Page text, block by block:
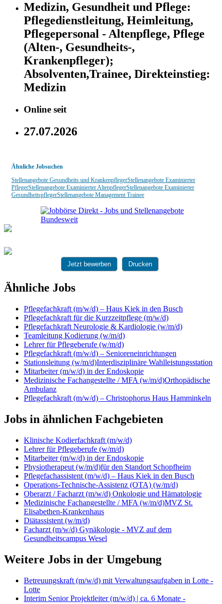
Medizin, Gesundheit und Pflege:
Pflegedienstleitung, Heimleitung,
Pflegepersonal - Altenpflege, Pflege
(Alten-, Gesundheits-,
Krankenpfleger);
Absolventen,Trainee, Direkteinstieg:
Medizin
Online seit
27.07.2026
Ähnliche Jobsuchen
Stellenangebote Gesundheits und KrankenpflegerStellenangebote Examinierter
PflegerStellenangebote Examinierter AltenpflegerStellenangebote Examinierter
GesundheitspflegerStellenangebote Management Trainee
Jetzt bewerben Drucken
Ähnliche Jobs
Pflegefachkraft (m/w/d) – Haus Kiek in den Busch
Pflegefachkraft für die Kurzzeitpflege (m/w/d)
Pflegefachkraft Neurologie & Kardiologie (w/m/d)
Teamleitung Kodierung (w/m/d)
Lehrer für Pflegeberufe (w/m/d)
Pflegefachkraft (m/w/d) – Senioreneinrichtungen
Stationsleitung (w/m/d)Interdisziplinäre Wahlleistungsstation
Mitarbeiter (m/w/d) in der Endoskopie
Medizinische Fachangestellte / MFA (w/m/d)Orthopädische
Ambulanz
Pflegefachkraft (m/w/d) – Christophorus Haus Hamminkeln
Jobs in ähnlichen Fachgebieten
Klinische Kodierfachkraft (m/w/d)
Lehrer für Pflegeberufe (w/m/d)
Mitarbeiter (m/w/d) in der Endoskopie
Physiotherapeut (w/m/d)für den Standort Schopfheim
Pflegefachassistent (m/w/d) – Haus Kiek in den Busch
Operations-Technische-Assistenz (OTA) (w/m/d)
Oberarzt / Facharzt (m/w/d) Onkologie und Hämatologie
Medizinische Fachangestellte / MFA (w/m/d)MVZ St.
Elisabethen-Krankenhaus
Diätassistent (w/m/d)
Facharzt (m/w/d) Gynäkologie - MVZ auf dem
Gesundheitscampus Wesel
Weitere Jobs in der Umgebung
Betreuungskraft (m/w/d) mit Verwaltungsaufgaben in Lotte -
Lotte
Interim Senior Projektleiter (m/w/d) | ca. 6 Monate -